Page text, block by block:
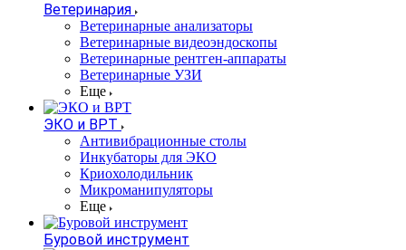
Ветеринария
Ветеринарные анализаторы
Ветеринарные видеоэндоскопы
Ветеринарные рентген-аппараты
Ветеринарные УЗИ
Еще
ЭКО и ВРТ
Антивибрационные столы
Инкубаторы для ЭКО
Криохолодильник
Микроманипуляторы
Еще
Буровой инструмент